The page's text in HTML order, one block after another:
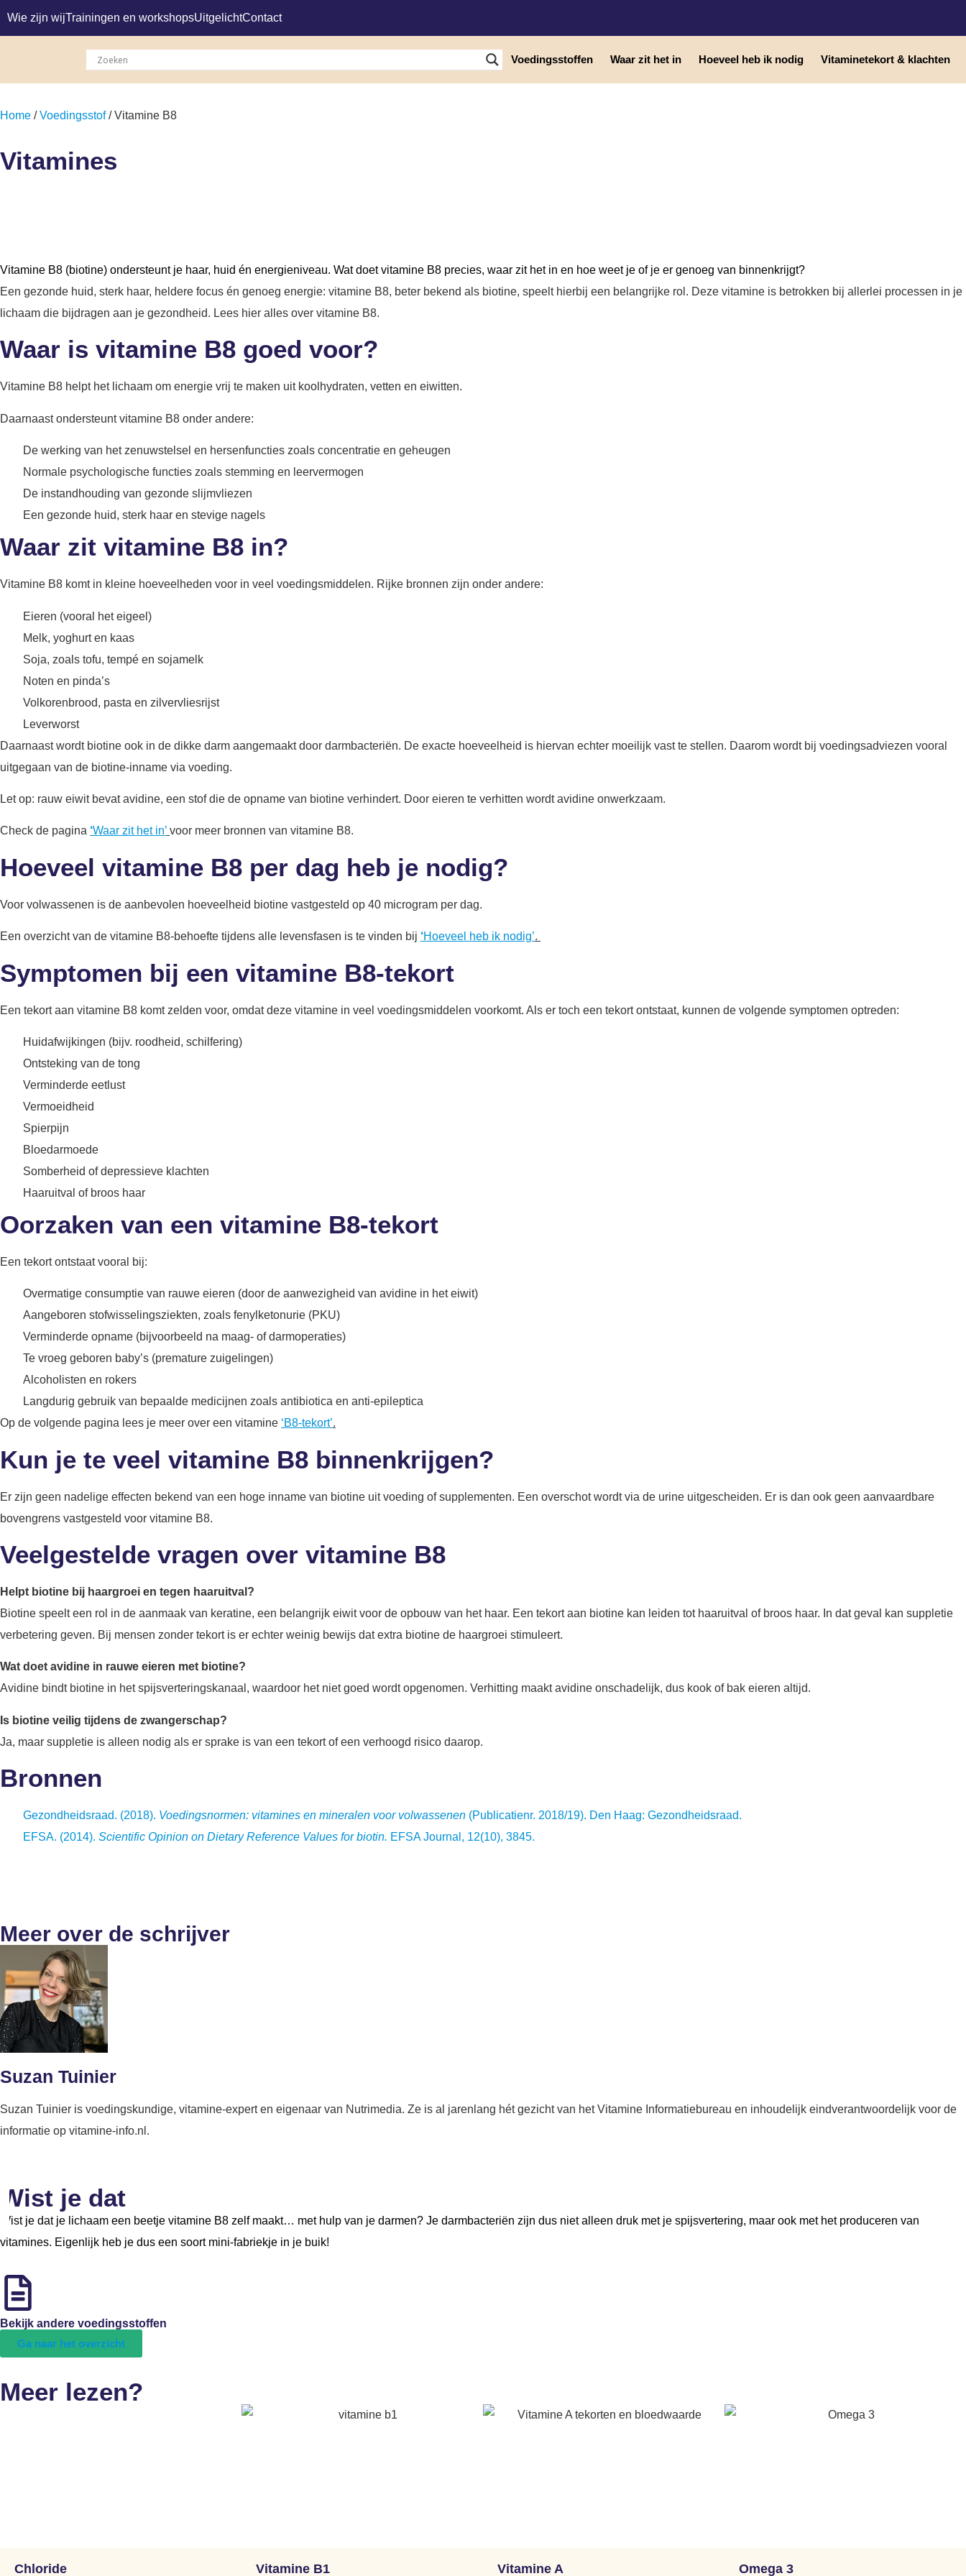
Wie zijn wijTrainingen en workshopsUitgelichtContact
Voedingsstoffen Waar zit het in Hoeveel heb ik nodig Vitaminetekort & klachten
Home /Voedingsstof/ Vitamine B8
Vitamines
Vitamine B8 (biotine) ondersteunt je haar, huid én energieniveau. Wat doet vitamine B8 precies, waar zit het in en hoe weet je of je er genoeg van binnenkrijgt?
Een gezonde huid, sterk haar, heldere focus én genoeg energie: vitamine B8, beter bekend als biotine, speelt hierbij een belangrijke rol. Deze vitamine is betrokken bij allerlei processen in je
lichaam die bijdragen aan je gezondheid. Lees hier alles over vitamine B8.
Waar is vitamine B8 goed voor?
Vitamine B8 helpt het lichaam om energie vrij te maken uit koolhydraten, vetten en eiwitten.
Daarnaast ondersteunt vitamine B8 onder andere:
De werking van het zenuwstelsel en hersenfuncties zoals concentratie en geheugen
Normale psychologische functies zoals stemming en leervermogen
De instandhouding van gezonde slijmvliezen
Een gezonde huid, sterk haar en stevige nagels
Waar zit vitamine B8 in?
Vitamine B8 komt in kleine hoeveelheden voor in veel voedingsmiddelen. Rijke bronnen zijn onder andere:
Eieren (vooral het eigeel)
Melk, yoghurt en kaas
Soja, zoals tofu, tempé en sojamelk
Noten en pinda’s
Volkorenbrood, pasta en zilvervliesrijst
Leverworst
Daarnaast wordt biotine ook in de dikke darm aangemaakt door darmbacteriën. De exacte hoeveelheid is hiervan echter moeilijk vast te stellen. Daarom wordt bij voedingsadviezen vooral
uitgegaan van de biotine-inname via voeding.
Let op: rauw eiwit bevat avidine, een stof die de opname van biotine verhindert. Door eieren te verhitten wordt avidine onwerkzaam.
Check de pagina ‘Waar zit het in’ voor meer bronnen van vitamine B8.
Hoeveel vitamine B8 per dag heb je nodig?
Voor volwassenen is de aanbevolen hoeveelheid biotine vastgesteld op 40 microgram per dag.
Een overzicht van de vitamine B8-behoefte tijdens alle levensfasen is te vinden bij ‘Hoeveel heb ik nodig’.
Symptomen bij een vitamine B8-tekort
Een tekort aan vitamine B8 komt zelden voor, omdat deze vitamine in veel voedingsmiddelen voorkomt. Als er toch een tekort ontstaat, kunnen de volgende symptomen optreden:
Huidafwijkingen (bijv. roodheid, schilfering)
Ontsteking van de tong
Verminderde eetlust
Vermoeidheid
Spierpijn
Bloedarmoede
Somberheid of depressieve klachten
Haaruitval of broos haar
Oorzaken van een vitamine B8-tekort
Een tekort ontstaat vooral bij:
Overmatige consumptie van rauwe eieren (door de aanwezigheid van avidine in het eiwit)
Aangeboren stofwisselingsziekten, zoals fenylketonurie (PKU)
Verminderde opname (bijvoorbeeld na maag- of darmoperaties)
Te vroeg geboren baby’s (premature zuigelingen)
Alcoholisten en rokers
Langdurig gebruik van bepaalde medicijnen zoals antibiotica en anti-epileptica
Op de volgende pagina lees je meer over een vitamine ‘B8-tekort’.
Kun je te veel vitamine B8 binnenkrijgen?
Er zijn geen nadelige effecten bekend van een hoge inname van biotine uit voeding of supplementen. Een overschot wordt via de urine uitgescheiden. Er is dan ook geen aanvaardbare
bovengrens vastgesteld voor vitamine B8.
Veelgestelde vragen over vitamine B8
Helpt biotine bij haargroei en tegen haaruitval?
Biotine speelt een rol in de aanmaak van keratine, een belangrijk eiwit voor de opbouw van het haar. Een tekort aan biotine kan leiden tot haaruitval of broos haar. In dat geval kan suppletie
verbetering geven. Bij mensen zonder tekort is er echter weinig bewijs dat extra biotine de haargroei stimuleert.
Wat doet avidine in rauwe eieren met biotine?
Avidine bindt biotine in het spijsverteringskanaal, waardoor het niet goed wordt opgenomen. Verhitting maakt avidine onschadelijk, dus kook of bak eieren altijd.
Is biotine veilig tijdens de zwangerschap?
Ja, maar suppletie is alleen nodig als er sprake is van een tekort of een verhoogd risico daarop.
Bronnen
Gezondheidsraad. (2018). Voedingsnormen: vitamines en mineralen voor volwassenen (Publicatienr. 2018/19). Den Haag: Gezondheidsraad.
EFSA. (2014). Scientific Opinion on Dietary Reference Values for biotin. EFSA Journal, 12(10), 3845.
Meer over de schrijver
Suzan Tuinier
Suzan Tuinier is voedingskundige, vitamine-expert en eigenaar van Nutrimedia. Ze is al jarenlang hét gezicht van het Vitamine Informatiebureau en inhoudelijk eindverantwoordelijk voor de
informatie op vitamine-info.nl.
Wist je dat
Wist je dat je lichaam een beetje vitamine B8 zelf maakt… met hulp van je darmen? Je darmbacteriën zijn dus niet alleen druk met je spijsvertering, maar ook met het produceren van
vitamines. Eigenlijk heb je dus een soort mini-fabriekje in je buik!
Bekijk andere voedingsstoffen
Ga naar het overzicht
Meer lezen?
Chloride Vitamine B1 Vitamine A Omega 3